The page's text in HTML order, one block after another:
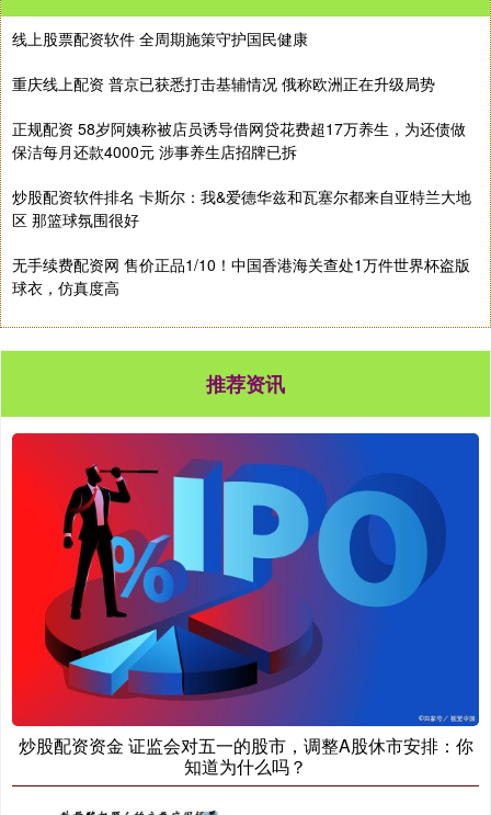
线上股票配资软件 全周期施策守护国民健康
重庆线上配资 普京已获悉打击基辅情况 俄称欧洲正在升级局势
正规配资 58岁阿姨称被店员诱导借网贷花费超17万养生，为还债做
保洁每月还款4000元 涉事养生店招牌已拆
炒股配资软件排名 卡斯尔：我&爱德华兹和瓦塞尔都来自亚特兰大地
区 那篮球氛围很好
无手续费配资网 售价正品1/10！中国香港海关查处1万件世界杯盗版
球衣，仿真度高
推荐资讯
炒股配资资金 证监会对五一的股市，调整A股休市安排：你
知道为什么吗？